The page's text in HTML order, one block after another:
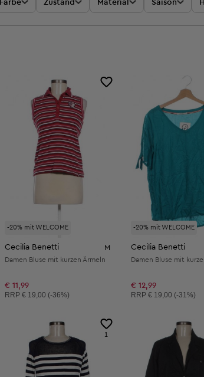
Farbe Zustand Material Saison
-20% mit WELCOME
Cecilia Benetti M
Damen Bluse mit kurzen Ärmeln
€ 11,99
Unverbindliche Preisempfehlung:
RRP€ 19,00 (-36%)
-20% mit WELCOME
Cecilia Benetti
Damen Bluse mit
€ 12,99
Unverbindliche
RRP € 19,00 (-31%)
1